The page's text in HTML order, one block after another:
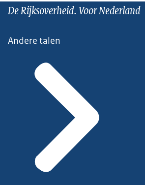
De Rijksoverheid. Voor Nederland
Andere talen